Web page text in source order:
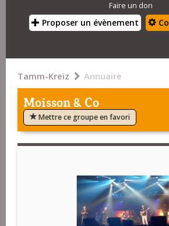
Faire un don
Proposer un évènement
Tamm-Kreiz Annuaire
Moisson & Co
Mettre ce groupe en favori